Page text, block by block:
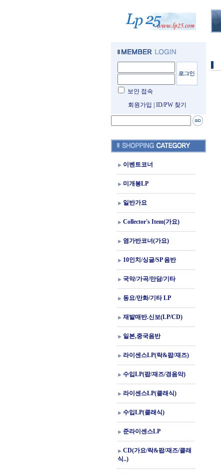
보안 접속
회원가입
ID/PW 찾기
이벤트코너
미개봉LP
일반가요
Collector's Item(가요)
염가반코너(가요)
10인치/싱글/SP 음반
국악/가곡/만담/기타
동요/만화/기타 LP
재발매반.신보(LP/CD)
일본,중국음반
라이센스LP(락&팝/재즈)
수입LP(팝/재즈/경음악)
라이센스LP(클래식)
수입LP(클래식)
준라이센스LP
CD(가요/락&팝/재즈/클래
식..)